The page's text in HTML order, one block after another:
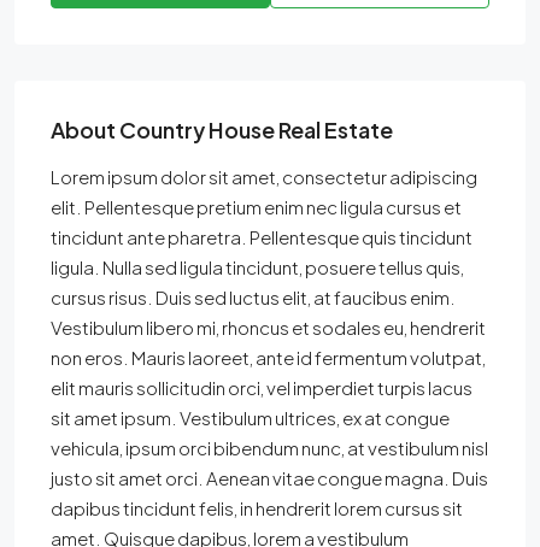
About Country House Real Estate
Lorem ipsum dolor sit amet, consectetur adipiscing
elit. Pellentesque pretium enim nec ligula cursus et
tincidunt ante pharetra. Pellentesque quis tincidunt
ligula. Nulla sed ligula tincidunt, posuere tellus quis,
cursus risus. Duis sed luctus elit, at faucibus enim.
Vestibulum libero mi, rhoncus et sodales eu, hendrerit
non eros. Mauris laoreet, ante id fermentum volutpat,
elit mauris sollicitudin orci, vel imperdiet turpis lacus
sit amet ipsum. Vestibulum ultrices, ex at congue
vehicula, ipsum orci bibendum nunc, at vestibulum nisl
justo sit amet orci. Aenean vitae congue magna. Duis
dapibus tincidunt felis, in hendrerit lorem cursus sit
amet. Quisque dapibus, lorem a vestibulum